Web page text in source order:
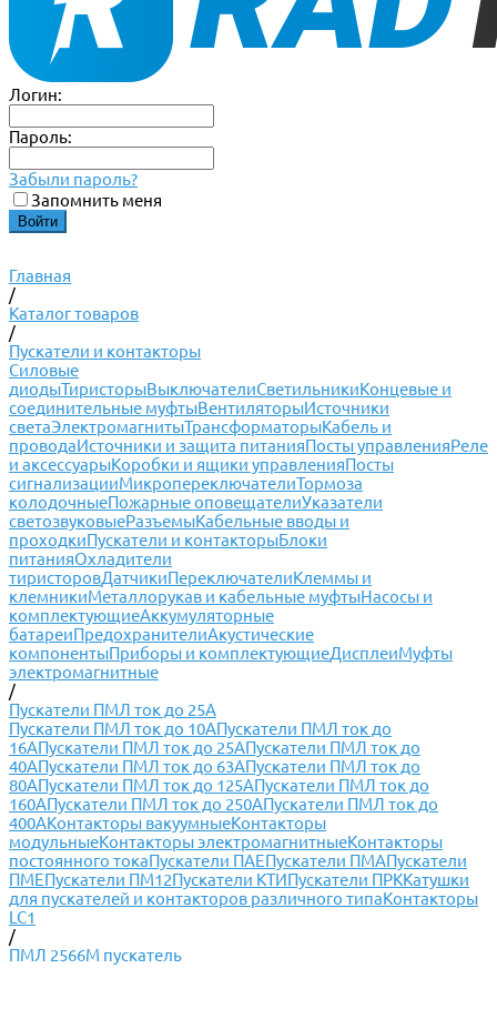
Логин:
Пароль:
Забыли пароль?
Запомнить меня
Главная
/
Каталог товаров
/
Пускатели и контакторы
Силовые
диодыТиристорыВыключателиСветильникиКонцевые и
соединительные муфтыВентиляторыИсточники
светаЭлектромагнитыТрансформаторыКабель и
проводаИсточники и защита питанияПосты управленияРеле
и аксессуарыКоробки и ящики управленияПосты
сигнализацииМикропереключателиТормоза
колодочныеПожарные оповещателиУказатели
светозвуковыеРазъемыКабельные вводы и
проходкиПускатели и контакторыБлоки
питанияОхладители
тиристоровДатчикиПереключателиКлеммы и
клемникиМеталлорукав и кабельные муфтыНасосы и
комплектующиеАккумуляторные
батареиПредохранителиАкустические
компонентыПриборы и комплектующиеДисплеиМуфты
электромагнитные
/
Пускатели ПМЛ ток до 25А
Пускатели ПМЛ ток до 10АПускатели ПМЛ ток до
16АПускатели ПМЛ ток до 25АПускатели ПМЛ ток до
40АПускатели ПМЛ ток до 63АПускатели ПМЛ ток до
80АПускатели ПМЛ ток до 125АПускатели ПМЛ ток до
160АПускатели ПМЛ ток до 250АПускатели ПМЛ ток до
400АКонтакторы вакуумныеКонтакторы
модульныеКонтакторы электромагнитныеКонтакторы
постоянного токаПускатели ПАЕПускатели ПМАПускатели
ПМЕПускатели ПМ12Пускатели КТИПускатели ПРККатушки
для пускателей и контакторов различного типаКонтакторы
LC1
/
ПМЛ 2566М пускатель